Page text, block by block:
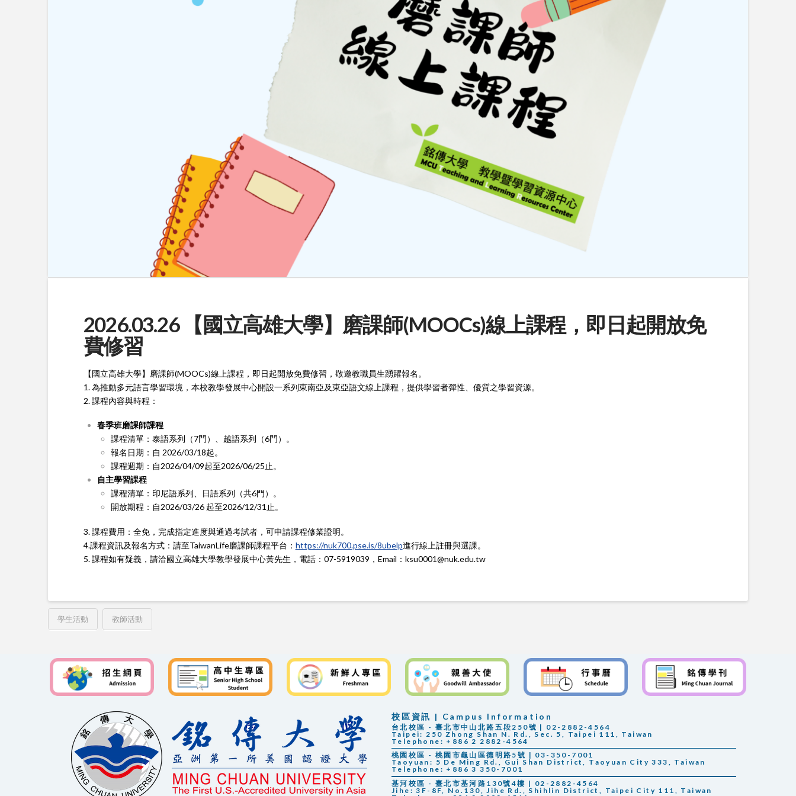
2026.03.26 【國立高雄大學】磨課師(MOOCs)線上課程，即日起開放免
費修習
【國立高雄大學】磨課師(MOOCs)線上課程，即日起開放免費修習，敬邀教職員生踴躍報名。
1. 為推動多元語言學習環境，本校教學發展中心開設一系列東南亞及東亞語文線上課程，提供學習者彈性、優質之學習資源。
2. 課程內容與時程：
春季班磨課師課程
課程清單：泰語系列（7門）、越語系列（6門）。
報名日期：自 2026/03/18起。
課程週期：自2026/04/09起至2026/06/25止。
自主學習課程
課程清單：印尼語系列、日語系列（共6門）。
開放期程：自2026/03/26 起至2026/12/31止。
3. 課程費用：全免，完成指定進度與通過考試者，可申請課程修業證明。
4.課程資訊及報名方式：請至TaiwanLife磨課師課程平台： https://nuk700.pse.is/8ubelp進行線上註冊與選課。
5. 課程如有疑義，請洽國立高雄大學教學發展中心黃先生，電話：07-5919039，Email：ksu0001@nuk.edu.tw
學生活動 教師活動
校區資訊 | Campus Information
台北校區 - 臺北市中山北路五段250號 | 02-2882-4564
Taipei: 250 Zhong Shan N. Rd., Sec. 5, Taipei 111, Taiwan
Telephone: +886 2 2882-4564
桃園校區 - 桃園市龜山區德明路5號 | 03-350-7001
Taoyuan: 5 De Ming Rd., Gui Shan District, Taoyuan City 333, Taiwan
Telephone: +886 3 350-7001
基河校區 - 臺北市基河路130號4樓 | 02-2882-4564
Jihe: 3F-8F, No.130, Jihe Rd., Shihlin District, Taipei City 111, Taiwan